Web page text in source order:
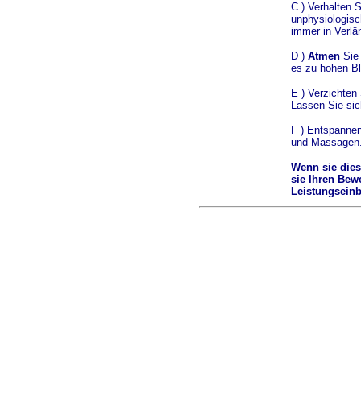
C ) Verhalten
immer in
D ) Atmen Sie
es zu hohen
E )
Lassen Sie
F )
und
Wenn sie
sie Ihren